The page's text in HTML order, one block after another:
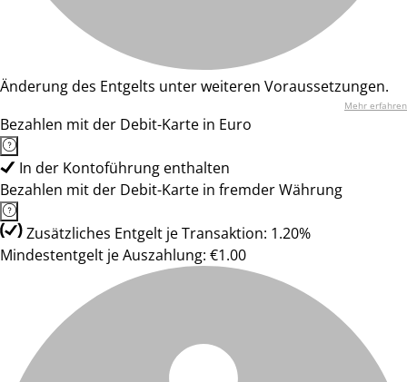
Änderung des Entgelts unter weiteren Voraussetzungen.
Mehr erfahren
Bezahlen mit der Debit-Karte in Euro
In der Kontoführung enthalten
Bezahlen mit der Debit-Karte in fremder Währung
Zusätzliches Entgelt je Transaktion: 1.20%
Mindestentgelt je Auszahlung: €1.00